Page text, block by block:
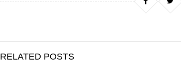
RELATED POSTS